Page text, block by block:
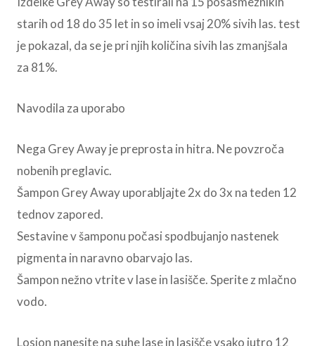
starih od 18 do 35 let in so imeli vsaj 20% sivih las. test
je pokazal, da se je pri njih količina sivih las zmanjšala
za 81%.
Navodila za uporabo
Nega Grey Away je preprosta in hitra. Ne povzroča
nobenih preglavic.
Šampon Grey Away uporabljajte 2x do 3x na teden 12
tednov zapored.
Sestavine v šamponu počasi spodbujanjo nastenek
pigmenta in naravno obarvajo las.
Šampon nežno vtrite v lase in lasišče. Sperite z mlačno
vodo.
Losjon nanesite na suhe lase in lasišče vsako jutro 12